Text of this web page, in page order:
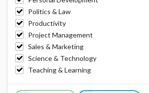
Politics & Law
Productivity
Project Management
Sales & Marketing
Science & Technology
Teaching & Learning